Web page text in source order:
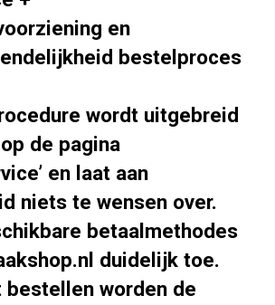
en
bestelproces
wordt uitgebreid
de pagina
en laat aan
niets te wensen over.
betaalmethodes
duidelijk toe.
bestellen worden de